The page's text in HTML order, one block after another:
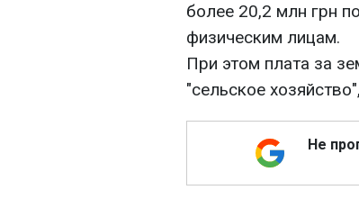
более 20,2 млн грн
физическим лицам.
При этом плата за
"сельское
Не